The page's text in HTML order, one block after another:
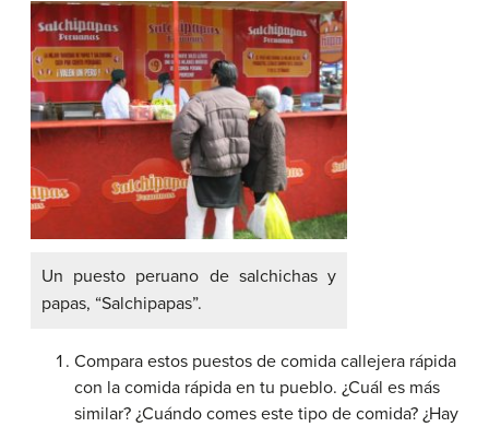
Un puesto peruano de salchichas y
papas, “Salchipapas”.
Compara estos puestos de comida callejera rápida
con la comida rápida en tu pueblo. ¿Cuál es más
similar? ¿Cuándo comes este tipo de comida? ¿Hay